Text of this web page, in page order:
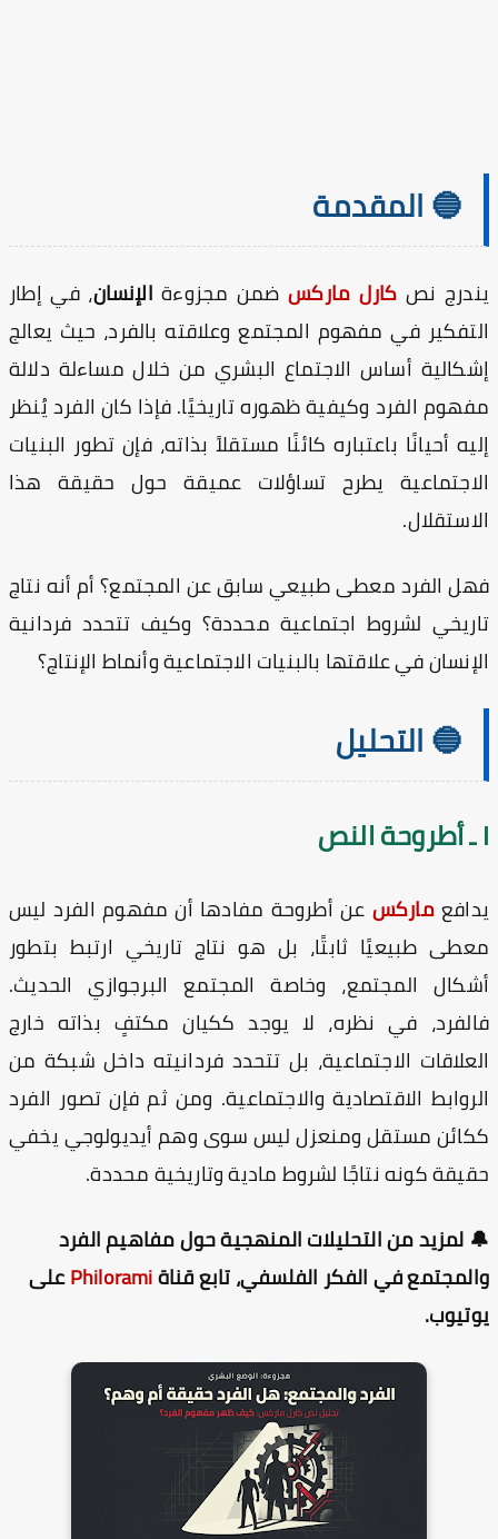
🔵 المقدمة
نصكارل ماركسضمن مجزوءةالإنسان، في إطار
في مفهوم المجتمع وعلاقته بالفرد، حيث يعالج
أساس الاجتماع البشري من خلال مساءلة دلالة
الفرد وكيفية ظهوره تاريخيًا. فإذا كان الفرد يُنظر
أحيانًا باعتباره كائنًا مستقلاً بذاته، فإن تطور البنيات
يطرح تساؤلات عميقة حول حقيقة هذا
الفرد معطى طبيعي سابق عن المجتمع؟ أم أنه نتاج
لشروط اجتماعية محددة؟ وكيف تتحدد فردانية
في علاقتها بالبنيات الاجتماعية وأنماط الإنتاج؟
🔵 التحليل
ماركسعن أطروحة مفادها أن مفهوم الفرد ليس
طبيعيًا ثابتًا، بل هو نتاج تاريخي ارتبط بتطور
المجتمع، وخاصة المجتمع البرجوازي الحديث.
في نظره، لا يوجد ككيان مكتفٍ بذاته خارج
الاجتماعية، بل تتحدد فردانيته داخل شبكة من
الاقتصادية والاجتماعية. ومن ثم فإن تصور الفرد
مستقل ومنعزل ليس سوى وهم أيديولوجي يخفي
كونه نتاجًا لشروط مادية وتاريخية محددة.
لمزيد من التحليلات المنهجية حول مفاهيم الفرد
في الفكر الفلسفي، تابع قناةPhiloramiعلى